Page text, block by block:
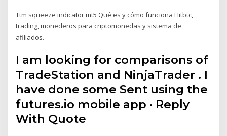
Ttm squeeze indicator mt5 Qué es y cómo funciona Hitbtc,
trading, monederos para criptomonedas y sistema de
afiliados.
I am looking for comparisons of
TradeStation and NinjaTrader . I
have done some Sent using the
futures.io mobile app · Reply
With Quote